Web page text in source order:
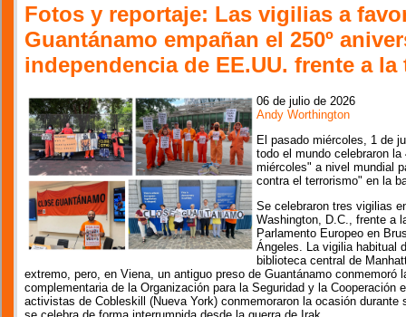
Fotos y reportaje: Las vigilias a
Guantánamo empañan el 250º
independencia de EE.UU. frente a
06 de julio de 2026
Andy Worthington
El pasado miércoles, 1 de
todo el mundo celebraron
miércoles" a nivel mundial
contra el terrorismo" en la
Se celebraron tres vigilias
Washington, D.C., frente a
Parlamento Europeo en
Ángeles. La vigilia habitual
biblioteca central de
extremo, pero, en Viena, un antiguo preso de Guantánamo conmemoró
complementaria de la Organización para la Seguridad y la Cooperación
activistas de Cobleskill (Nueva York) conmemoraron la ocasión